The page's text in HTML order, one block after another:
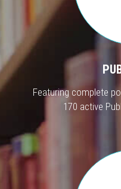
Featuring complete
170 active